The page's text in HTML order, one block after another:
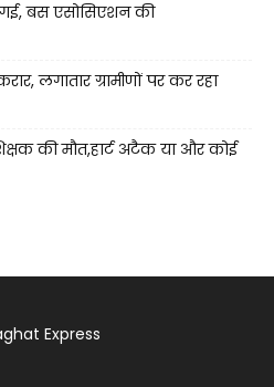
बस एसोसिएशन की
लगातार ग्रामीणों पर कर रहा
की मौत,हार्ट अटैक या और कोई